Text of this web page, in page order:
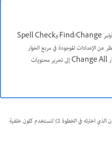
في عرض Layout، لا يمكنك استخدام الأوامر Find/Change وSpell Check
الإعدادات الموجودة في مربع الحوار
Preferences. ومع ذلك، يؤدي الخيار Change All إلى تحرير محتويات
حدد أما [None] أو [Note Color] (اللون الذي اخترته في الخطوة 2) لتستخدم كلون خلفية